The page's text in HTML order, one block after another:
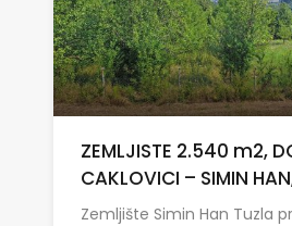
ZEMLJISTE 2.540 m2,
CAKLOVICI – SIMIN
Zemljište Simin Han Tuzla